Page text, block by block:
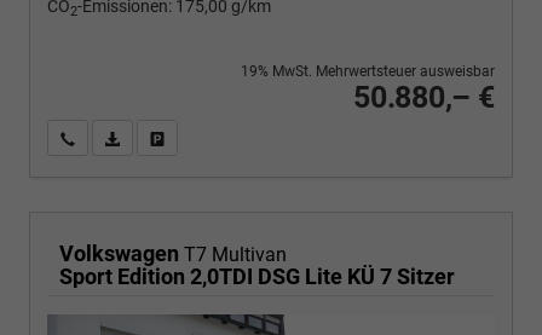
CO2-Emissionen: 175,00 g/km
50.880,– €
19% MwSt. Mehrwertsteuer ausweisbar
Wir rufen Sie anPDF-Fahrzeugexposé drucken
Volkswagen T7 Multivan
Sport Edition 2,0TDI DSG Lite KÜ 7 Sitzer